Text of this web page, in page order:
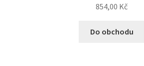
854,00 Kč
Do obchodu